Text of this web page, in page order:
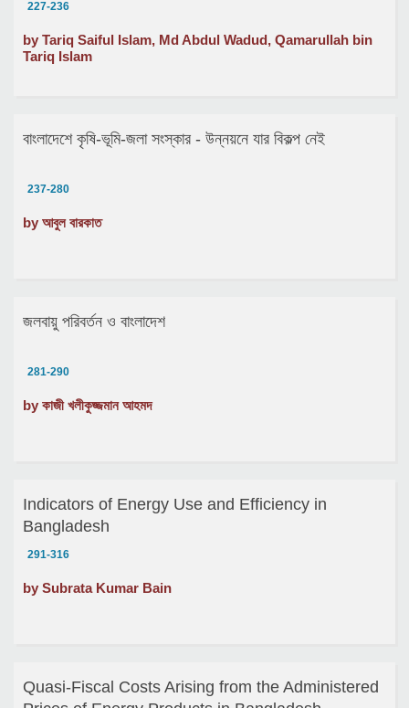
227-236
by Tariq Saiful Islam, Md Abdul Wadud, Qamarullah bin
Tariq Islam
বাংলাদেশে কৃষি-ভূমি-জলা সংস্কার - উন্নয়নে যার বিকল্প নেই
237-280
by আবুল বারকাত
জলবায়ু পরিবর্তন ও বাংলাদেশ
281-290
by কাজী খলীকুজ্জমান আহমদ
Indicators of Energy Use and Efficiency in
Bangladesh
291-316
by Subrata Kumar Bain
Quasi-Fiscal Costs Arising from the Administered